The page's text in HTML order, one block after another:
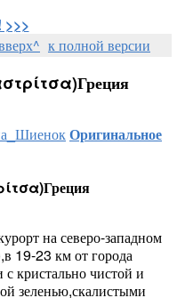
>>>
к полной версии
Оригинальное
на северо-западном
19-23 км от города
кристально чистой и
зеленью,скалистыми